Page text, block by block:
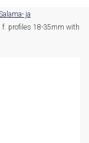
ja
profiles 18-35mm with